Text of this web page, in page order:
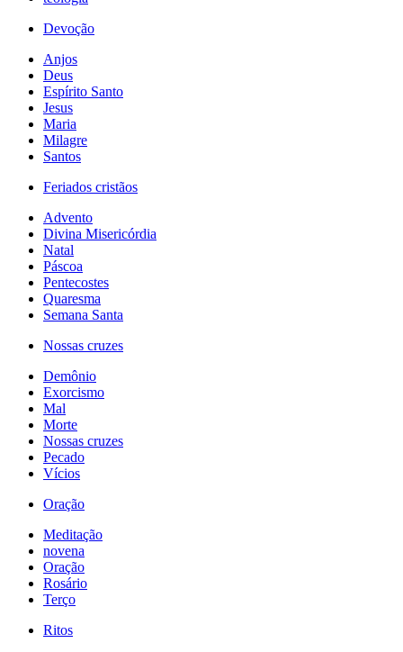
Devoção
Anjos
Deus
Espírito Santo
Jesus
Maria
Milagre
Santos
Feriados cristãos
Advento
Divina Misericórdia
Natal
Páscoa
Pentecostes
Quaresma
Semana Santa
Nossas cruzes
Demônio
Exorcismo
Mal
Morte
Nossas cruzes
Pecado
Vícios
Oração
Meditação
novena
Oração
Rosário
Terço
Ritos